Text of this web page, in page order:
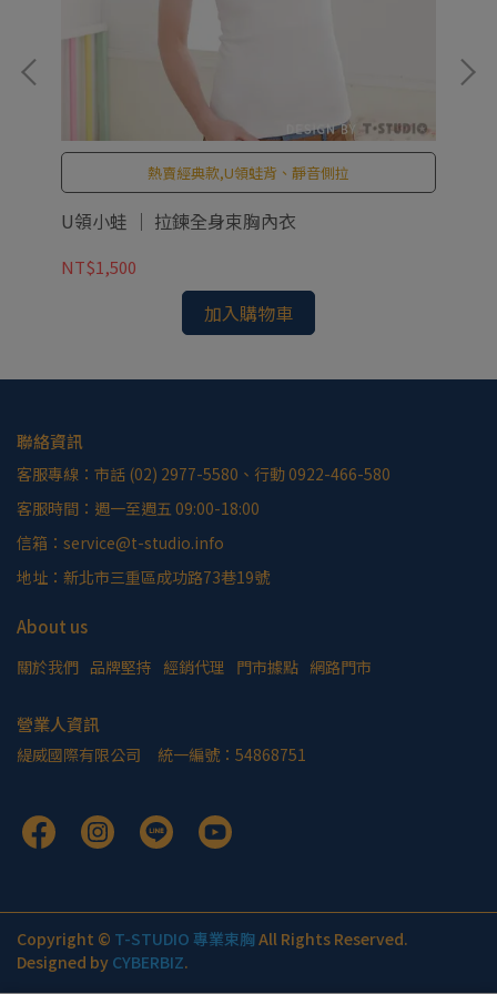
熱賣經典款,U領蛙背、靜音側拉
U領小蛙 ｜ 拉鍊全身束胸內衣
NT$1,500
加入購物車
聯絡資訊
客服專線：市話 (02) 2977-5580、行動 0922-466-580
客服時間：週一至週五 09:00-18:00
信箱：service@t-studio.info
地址：新北市三重區成功路73巷19號
About us
關於我們 品牌堅持 經銷代理 門市據點 網路門市
營業人資訊
緹威國際有限公司     統一編號：54868751
Copyright © T-STUDIO 專業束胸All Rights Reserved.
Designed by CYBERBIZ.